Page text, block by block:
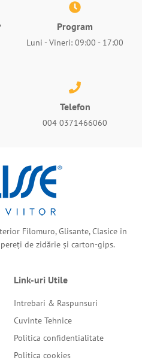
Program
Luni - Vineri: 09:00 - 17:00
Telefon
004 0371466060
Filomuro, Glisante, Clasice în
de zidărie și carton-gips.
Link-uri Utile
Intrebari & Raspunsuri
Cuvinte Tehnice
Politica confidentialitate
Politica cookies